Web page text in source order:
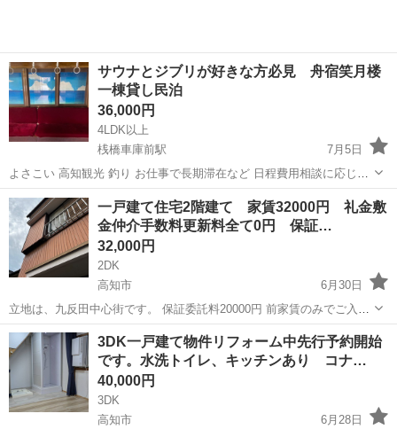
サウナとジブリが好きな方必見 舟宿笑月楼
一棟貸し民泊
36,000円
4LDK以上
桟橋車庫前駅
7月5日
よさこい 高知観光 釣り お仕事で長期滞在など 日程費用相談に応じま
す。 家賃ではありません 一日単位の民泊です。 ジブリ風のお風呂
や、サウナ キッズルームあり。 桂浜まで7分 9人分のベットあり プラ
ス布団あります。 値段...
高知 高知市 桟橋車庫前駅 一戸建て サウナ
一戸建て住宅2階建て 家賃32000円 礼金敷
金仲介手数料更新料全て0円 保証…
32,000円
2DK
高知市
6月30日
立地は、九反田中心街です。 保証委託料20000円 前家賃のみでご入居
可能。 エアコン新品二台 シャワールーム新品あります。 初期費用
52000円。 火災保険は別途ご自身で安いのにお入りく...
高知 高知市 一戸建て 仲介手数料
3DK一戸建て物件リフォーム中先行予約開始
です。水洗トイレ、キッチンあり コナ…
40,000円
3DK
高知市
6月28日